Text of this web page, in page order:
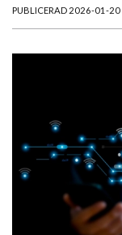
PUBLICERAD 2026-01-20